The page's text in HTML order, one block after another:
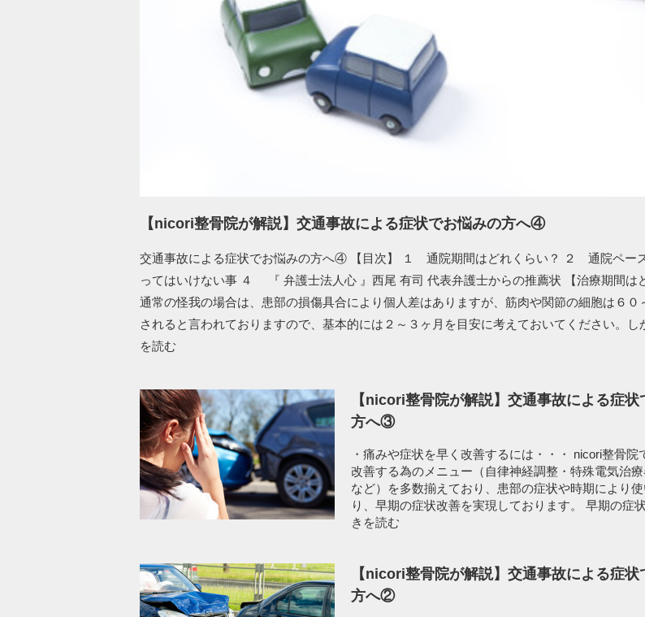
【nicori整骨院が解説】交通事故による症状でお悩みの方へ④
交通事故による症状でお悩みの方へ④ 【目次】 １ 通院期間はどれくらい？ ２ 通院ペ
ってはいけない事 ４ 『 弁護士法人心 』西尾 有司 代表弁護士からの推薦状 【治療期間は
通常の怪我の場合は、患部の損傷具合により個人差はありますが、筋肉や関節の細胞は６０
されると言われておりますので、基本的には２～３ヶ月を目安に考えておいてください。し
を読む
【nicori整骨院が解説】交通事故による症状
方へ③
・痛みや症状を早く改善するには・・・ nicori整骨院
改善する為のメニュー（自律神経調整・特殊電気治
など）を多数揃えており、患部の症状や時期により
り、早期の症状改善を実現しております。 早期の症
きを読む
【nicori整骨院が解説】交通事故による症状
方へ②